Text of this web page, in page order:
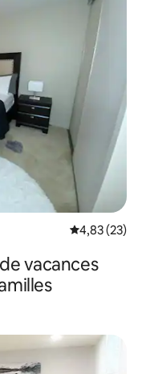
Évaluation
4,83 (23)
vacances